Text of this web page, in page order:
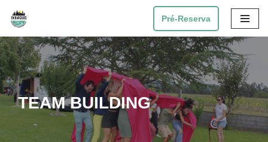
para
o
conteúdo
Pré-Reserva
TEAM BUILDING